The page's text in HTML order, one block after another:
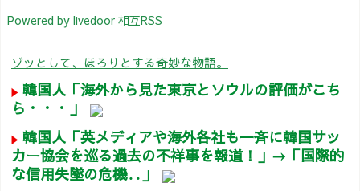
Powered by livedoor 相互RSS
ゾッとして、ほろりとする奇妙な物語。
韓国人「海外から見た東京とソウルの評価がこち
ら・・・」
韓国人「英メディアや海外各社も一斉に韓国サッ
カー協会を巡る過去の不祥事を報道！」→「国際的
な信用失墜の危機‥」